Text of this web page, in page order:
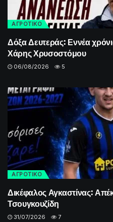
ΑΓΡΟΤΙΚΟ
Δόξα Δευτεράς: Εννέα
Χάρης Χρυσοστόμου
06/08/2026 5
ΑΓΡΟΤΙΚΟ
Δικέφαλος Αγκαστίνας:
Τσουγκουζίδη
31/07/2026 7